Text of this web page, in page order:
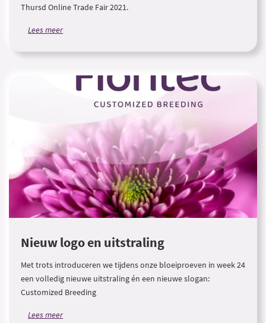
Thursd Online Trade Fair 2021.
Lees meer
Nieuw logo en uitstraling
Met trots introduceren we tijdens onze bloeiproeven in week 24
een volledig nieuwe uitstraling én een nieuwe slogan:
Customized Breeding
Lees meer